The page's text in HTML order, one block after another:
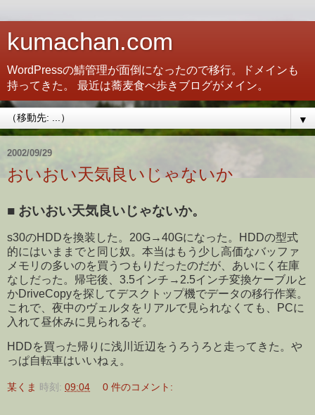
kumachan.com
WordPressの鯖管理が面倒になったので移行。ドメインも
持ってきた。 最近は蕎麦食べ歩きブログがメイン。
▼
2002/09/29
おいおい天気良いじゃないか
■ おいおい天気良いじゃないか。
s30のHDDを換装した。20G→40Gになった。HDDの型式
的にはいままでと同じ奴。本当はもう少し高価なバッファ
メモリの多いのを買うつもりだったのだが、あいにく在庫
なしだった。帰宅後、3.5インチ→2.5インチ変換ケーブルと
かDriveCopyを探してデスクトップ機でデータの移行作業。
これで、夜中のヴェルタをリアルで見られなくても、PCに
入れて昼休みに見られるぞ。
HDDを買った帰りに浅川近辺をうろうろと走ってきた。や
っぱ自転車はいいねぇ。
某くま 時刻: 09:04 0 件のコメント: